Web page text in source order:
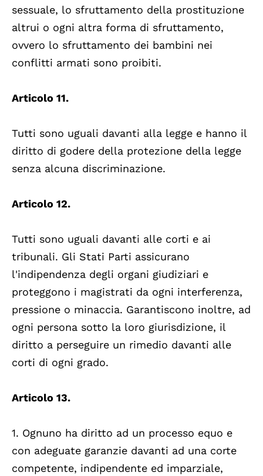
sessuale, lo sfruttamento della prostituzione
altrui o ogni altra forma di sfruttamento,
ovvero lo sfruttamento dei bambini nei
conflitti armati sono proibiti.
Articolo 11.
Tutti sono uguali davanti alla legge e hanno il
diritto di godere della protezione della legge
senza alcuna discriminazione.
Articolo 12.
Tutti sono uguali davanti alle corti e ai
tribunali. Gli Stati Parti assicurano
l'indipendenza degli organi giudiziari e
proteggono i magistrati da ogni interferenza,
pressione o minaccia. Garantiscono inoltre, ad
ogni persona sotto la loro giurisdizione, il
diritto a perseguire un rimedio davanti alle
corti di ogni grado.
Articolo 13.
1. Ognuno ha diritto ad un processo equo e
con adeguate garanzie davanti ad una corte
competente, indipendente ed imparziale,